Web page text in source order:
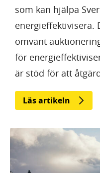
som kan hjälpa
energieffektivisera.
omvänt
för
är stöd för att
Läs artikeln